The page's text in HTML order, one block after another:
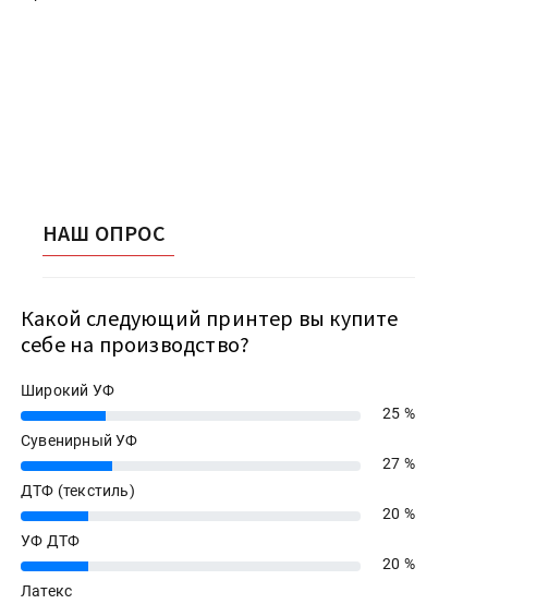
НАШ ОПРОС
Какой следующий принтер вы купите
себе на производство?
Широкий УФ
25%
25 %
Сувенирный УФ
27%
27 %
ДТФ (текстиль)
20%
20 %
УФ ДТФ
20%
20 %
Латекс